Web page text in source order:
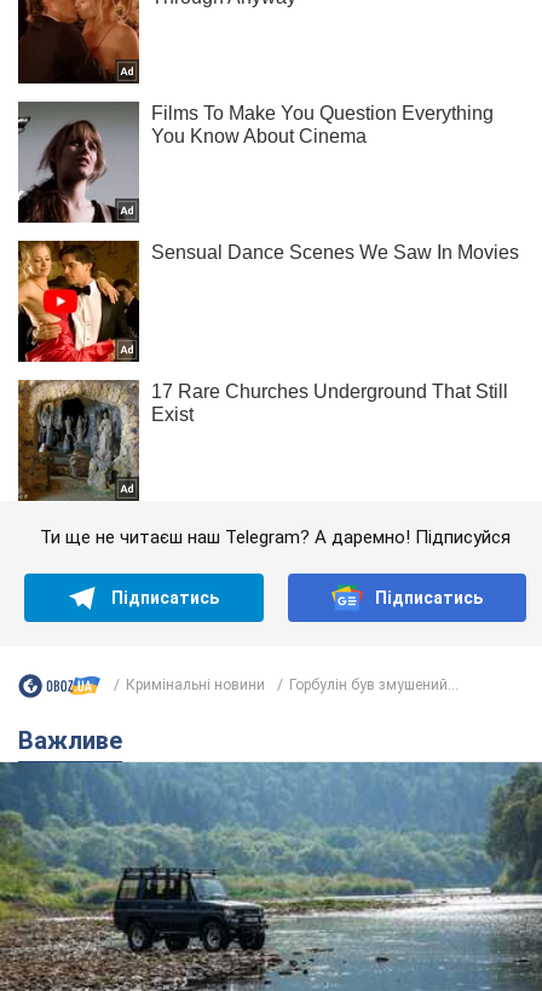
Ти ще не читаєш наш Telegram? А даремно! Підписуйся
Підписатись Підписатись
Кримінальні новини Горбулін був змушений...
Важливе